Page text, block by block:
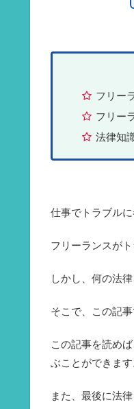
フリー
フリー
法律知
仕事でトラブル
フリーランスが
しかし、何の法
そこで、この記
この記事を読め
ぶことができます
また、最後に法